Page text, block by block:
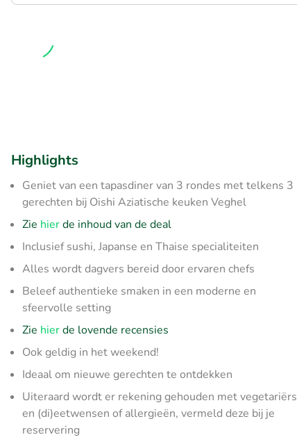
Highlights
Geniet van een tapasdiner van 3 rondes met telkens 3
gerechten bij Oishi Aziatische keuken Veghel
Zie hierde inhoud van de deal
Inclusief sushi, Japanse en Thaise specialiteiten
Alles wordt dagvers bereid door ervaren chefs
Beleef authentieke smaken in een moderne en
sfeervolle setting
Zie hierde lovende recensies
Ook geldig in het weekend!
Ideaal om nieuwe gerechten te ontdekken
Uiteraard wordt er rekening gehouden met vegetariërs
en (di)eetwensen of allergieën, vermeld deze bij je
reservering